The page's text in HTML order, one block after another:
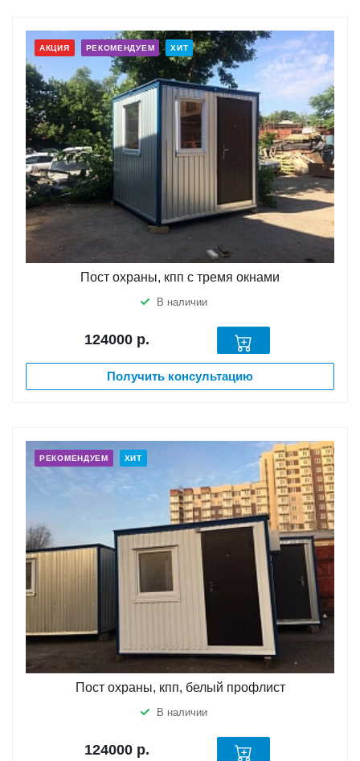
АКЦИЯ РЕКОМЕНДУЕМ ХИТ
Пост охраны, кпп с тремя окнами
В наличии
124000 р.
Получить консультацию
РЕКОМЕНДУЕМ ХИТ
Пост охраны, кпп, белый профлист
В наличии
124000 р.